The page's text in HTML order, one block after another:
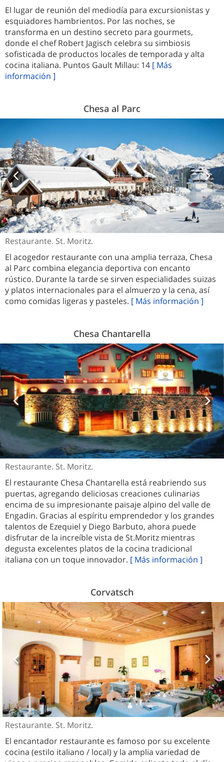
El lugar de reunión del mediodía para excursionistas y
esquiadores hambrientos. Por las noches, se
transforma en un destino secreto para gourmets,
donde el chef Robert Jagisch celebra su simbiosis
sofisticada de productos locales de temporada y alta
cocina italiana. Puntos Gault Millau: 14 [ Más
información ]
Chesa al Parc
Restaurante. St. Moritz.
El acogedor restaurante con una amplia terraza, Chesa
al Parc combina elegancia deportiva con encanto
rústico. Durante la tarde se sirven especialidades suizas
y platos internacionales para el almuerzo y la cena, así
como comidas ligeras y pasteles. [ Más información ]
Chesa Chantarella
Restaurante. St. Moritz.
El restaurante Chesa Chantarella está reabriendo sus
puertas, agregando deliciosas creaciones culinarias
encima de su impresionante paisaje alpino del valle de
Engadin. Gracias al espíritu emprendedor y los grandes
talentos de Ezequiel y Diego Barbuto, ahora puede
disfrutar de la increíble vista de St.Moritz mientras
degusta excelentes platos de la cocina tradicional
italiana con un toque innovador. [ Más información ]
Corvatsch
Restaurante. St. Moritz.
El encantador restaurante es famoso por su excelente
cocina (estilo italiano / local) y la amplia variedad de